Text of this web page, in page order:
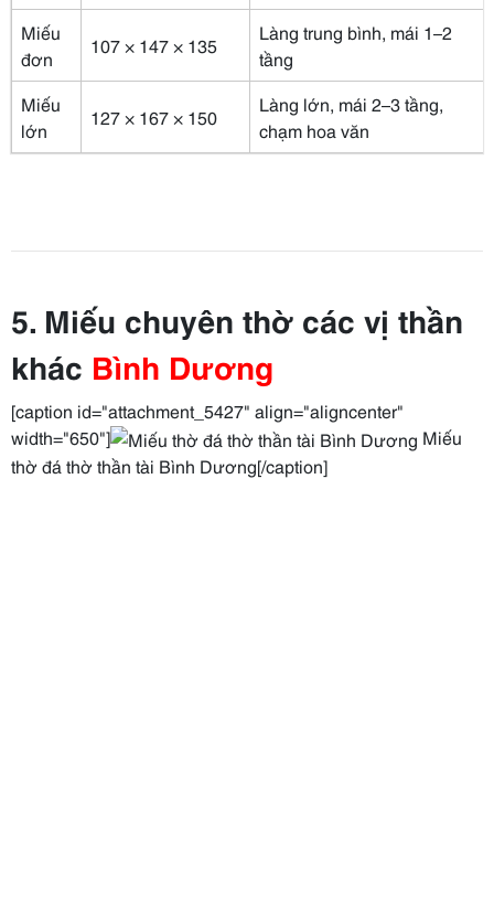
Miếu
đơn
107 × 147 × 135
Làng trung bình, mái 1–2
tầng
Miếu
lớn
127 × 167 × 150
Làng lớn, mái 2–3 tầng,
chạm hoa văn
5. Miếu chuyên thờ các vị thần
khác Bình Dương
[caption id="attachment_5427" align="aligncenter"
width="650"]
Miếu
thờ đá thờ thần tài Bình Dương[/caption]